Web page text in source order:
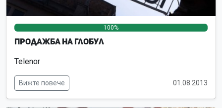
100%
Продажба на Глобул
Telenor
Вижте повече 01.08.2013